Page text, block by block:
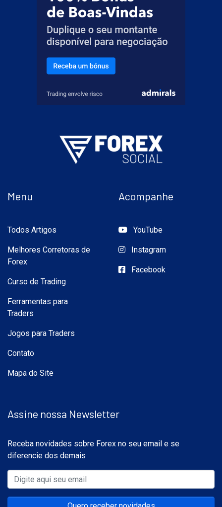
Menu
Todos Artigos
Melhores Corretoras de
Forex
Curso de Trading
Ferramentas para
Traders
Jogos para Traders
Contato
Mapa do Site
Acompanhe
YouTube
Instagram
Facebook
Assine nossa Newsletter
Receba novidades sobre Forex no seu email e se
diferencie dos demais